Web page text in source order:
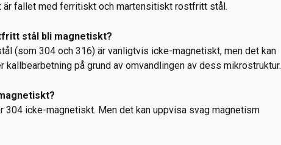
är fallet med ferritiskt och martensitiskt rostfritt stål.
stål bli magnetiskt?
(som 304 och 316) är vanligtvis icke-magnetiskt, men det kan
på grund av omvandlingen av dess mikrostruktur.
304 icke-magnetiskt. Men det kan uppvisa svag magnetism